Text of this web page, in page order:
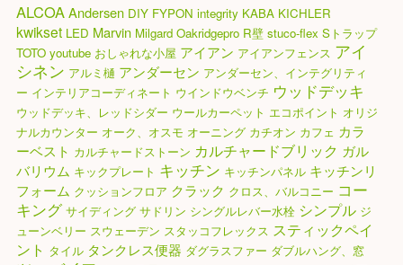
ALCOAAndersen DIY FYPON integrity KABA KICHLER
kwikset LED Marvin Milgard Oakridgepro R壁 stuco-flex Sトラップ
TOTO youtube おしゃれな小屋 アイアン アイアンフェンス アイ
シネン アルミ樋 アンダーセン アンダーセン、インテグリティ
ー インテリアコーディネート ウインドウベンチ ウッドデッキ
ウッドデッキ、レッドシダー ウールカーペット エコポイント オリジ
ナルカウンター オーク、オスモ オーニング カチオン カフェ カラ
ーベスト カルチャードストーン カルチャードブリック ガル
バリウム キックプレート キッチン キッチンパネル キッチンリ
フォーム クッションフロア クラック クロス、バルコニー コー
キング サイディング サドリン シングルレバー水栓 シンプル ジ
ューンベリー スウェーデン スタッコフレックス スティックペイ
ント タイル タンクレス便器 ダグラスファー ダブルハング、窓